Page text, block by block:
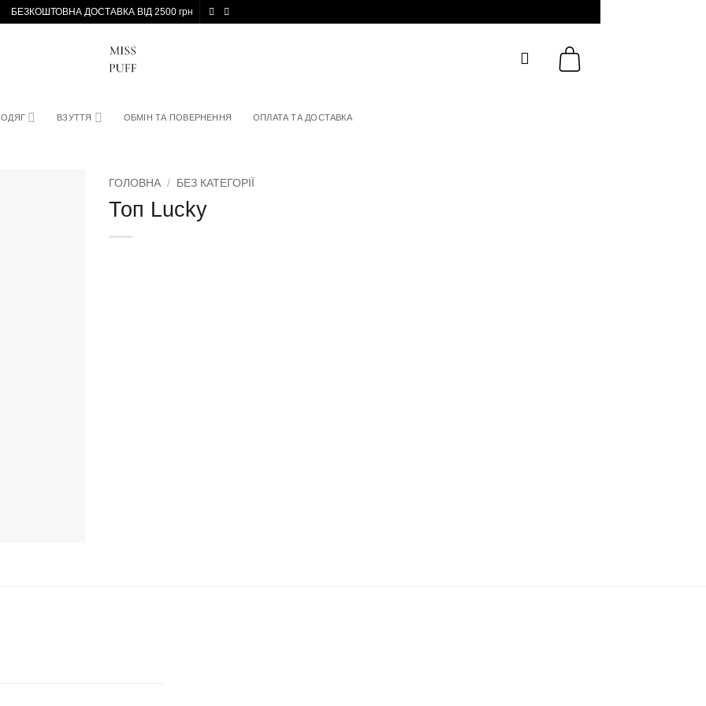
БЕЗКОШТОВНА ДОСТАВКА ВІД 2500 грн
ОДЯГ ВЗУТТЯ ОБМІН ТА ПОВЕРНЕННЯ ОПЛАТА ТА ДОСТАВКА
ГОЛОВНА / БЕЗ КАТЕГОРІЇ
Топ Lucky